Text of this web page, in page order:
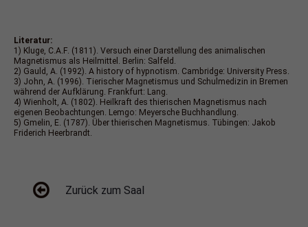
Literatur:
1) Kluge, C.A.F. (1811). Versuch einer Darstellung des animalischen
Magnetismus als Heilmittel. Berlin: Salfeld.
2) Gauld, A. (1992). A history of hypnotism. Cambridge: University Press.
3) John, A. (1996). Tierischer Magnetismus und Schulmedizin in Bremen
während der Aufklärung. Frankfurt: Lang.
4) Wienholt, A. (1802). Heilkraft des thierischen Magnetismus nach
eigenen Beobachtungen. Lemgo: Meyersche Buchhandlung.
5) Gmelin, E. (1787). Über thierischen Magnetismus. Tübingen: Jakob
Friderich Heerbrandt.
Zurück zum Saal